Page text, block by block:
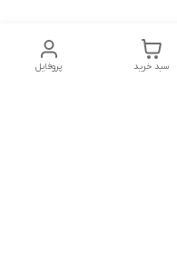
پروفایل سبد خرید